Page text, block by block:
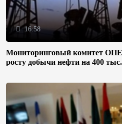
16:58
Мониторинговый комитет
росту добычи нефти на 400